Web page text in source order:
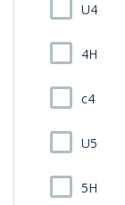
U4
4H
c4
U5
5H